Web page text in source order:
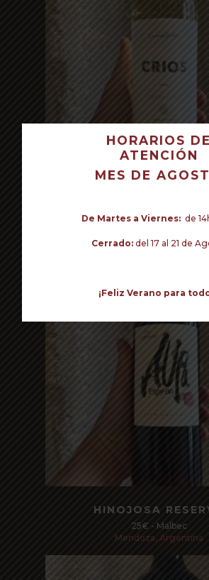
TU CARRITO
AUPA PIPEÑO
Chile
HINOJOSA
25€ - Malbec
Mendoza, Argentina
HORARIOS DE
ATENCIÓN
MES DE
De Martes a Viernes: de
Cerrado: del 17 al 21 de
¡Feliz Verano para